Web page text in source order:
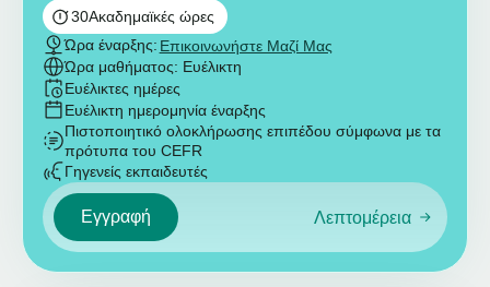
30Ακαδημαϊκές ώρες
Ώρα έναρξης: Επικοινωνήστε Μαζί Μας
Ώρα μαθήματος: Ευέλικτη
Ευέλικτες ημέρες
Ευέλικτη ημερομηνία έναρξης
Πιστοποιητικό ολοκλήρωσης επιπέδου σύμφωνα με τα
πρότυπα του CEFR
Γηγενείς εκπαιδευτές
Εγγραφή Λεπτομέρεια